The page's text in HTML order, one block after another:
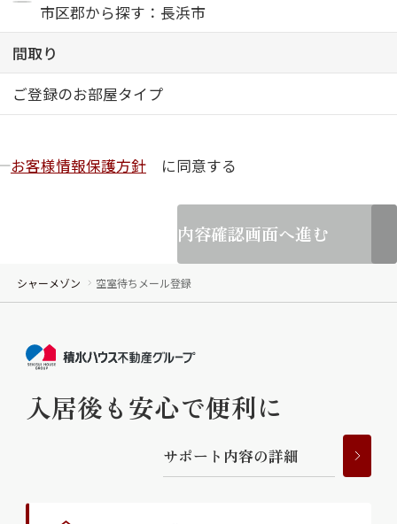
シャーメゾンショップを探す
らくらく内見
シャーメゾンライフサポート
自立型サービス付き・シニア向け
お問い合わせ・よくある質問
シャーメゾンライフ GUARD
市区郡から探す：長浜市
間取り
ご登録のお部屋タイプ
お客様情報保護方針 に同意する
内容確認画面へ進む
シャーメゾン 空室待ちメール登録
入居後も安心で便利に
サポー ト 内容の詳細